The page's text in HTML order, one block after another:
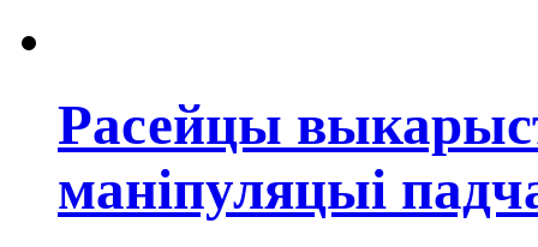
Расейцы
маніпуляцыі